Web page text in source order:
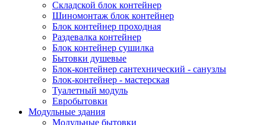
Складской блок контейнер
Шиномонтаж блок контейнер
Блок контейнер проходная
Раздевалка контейнер
Блок контейнер сушилка
Бытовки душевые
Блок-контейнер сантехнический - санузлы
Блок-контейнер - мастерская
Туалетный модуль
Евробытовки
Модульные здания
Модульные бытовки